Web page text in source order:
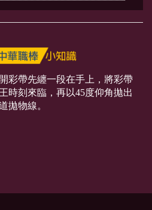
彩帶先纏一段在手上，將彩帶
時刻來臨，再以45度仰角拋出
拋物線。